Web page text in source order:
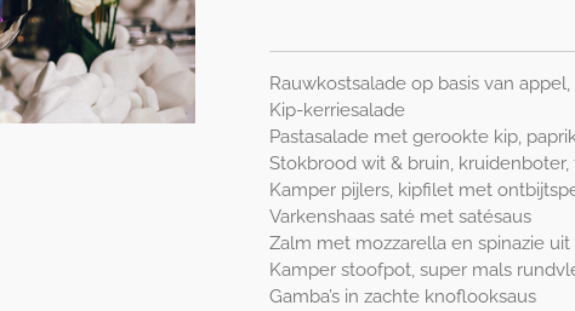
Rauwkostsalade op basis van
Kip-kerriesalade
Pastasalade met gerookte kip,
Stokbrood wit & bruin,
Kamper pijlers, kipfilet met
Varkenshaas saté met satésaus
Zalm met mozzarella en spinazie
Kamper stoofpot, super mals
Gamba’s in zachte knoflooksaus